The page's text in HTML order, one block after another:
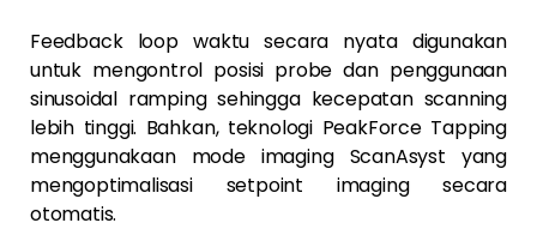
Feedback loop waktu secara nyata digunakan
untuk mengontrol posisi probe dan penggunaan
sinusoidal ramping sehingga kecepatan scanning
lebih tinggi. Bahkan, teknologi PeakForce Tapping
menggunakaan mode imaging ScanAsyst yang
mengoptimalisasi setpoint imaging secara
otomatis.